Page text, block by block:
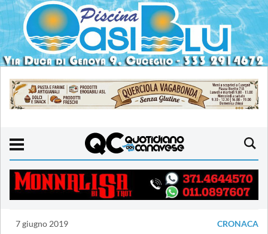
7 giugno 2019 CRONACA